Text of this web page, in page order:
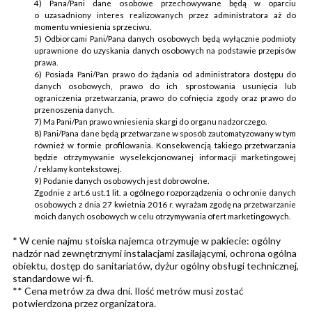
4) Pana/Pani dane osobowe przechowywane będą w oparciu
o uzasadniony interes realizowanych przez administratora aż do
momentu wniesienia sprzeciwu.
5) Odbiorcami Pani/Pana danych osobowych będą wyłącznie podmioty
uprawnione do uzyskania danych osobowych na podstawie przepisów
prawa.
6) Posiada Pani/Pan prawo do żądania od administratora dostępu do
danych osobowych, prawo do ich sprostowania usunięcia lub
ograniczenia przetwarzania, prawo do cofnięcia zgody oraz prawo do
przenoszenia danych.
7) Ma Pani/Pan prawo wniesienia skargi do organu nadzorczego.
8) Pani/Pana dane będą przetwarzane w sposób zautomatyzowany w tym
również w formie profilowania. Konsekwencją takiego przetwarzania
będzie otrzymywanie wyselekcjonowanej informacji marketingowej
/ reklamy kontekstowej.
9) Podanie danych osobowych jest dobrowolne.
Zgodnie z art.6 ust.1 lit. a ogólnego rozporządzenia o ochronie danych
osobowych z dnia 27 kwietnia 2016 r. wyrażam zgodę na przetwarzanie
moich danych osobowych w celu otrzymywania ofert marketingowych.
* W cenie najmu stoiska najemca otrzymuje w pakiecie: ogólny
nadzór nad zewnętrznymi instalacjami zasilającymi, ochrona ogólna
obiektu, dostęp do sanitariatów, dyżur ogólny obsługi technicznej,
standardowe wi-fi.
** Cena metrów za dwa dni. Ilość metrów musi zostać
potwierdzona przez organizatora.